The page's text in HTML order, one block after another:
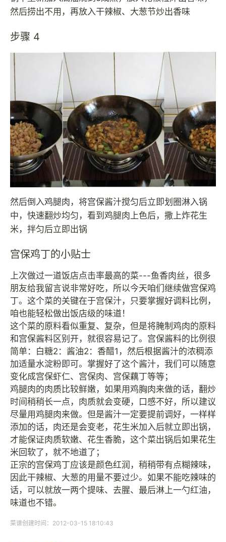
然后捞出不用，再放入干辣椒、大葱节炒出香味
步骤 4
然后倒入鸡腿肉，将宫保酱汁搅匀后立即划圈淋入锅
中，快速翻炒均匀，看到鸡腿肉上色后，撒上炸花生
米，拌匀后立即出锅
宫保鸡丁的小贴士
上次做过一道饭店点击率最高的菜---鱼香肉丝，很多
朋友给我留言说非常好吃，所以今天咱们继续做宫保鸡
丁。这个菜的关键在于宫保汁，只要掌握好调料比例，
咱也能轻松做出饭店级的味道！
这个菜的原料看似重复、复杂，但是将腌制鸡肉的原料
和宫保酱料区别开，就很容易记了。宫保酱料的比例很
简单：白糖2：酱油2：香醋1，然后根据酱汁的浓稠添
加适量水淀粉即可。掌握好了这个酱汁，我们可以随意
变化成宫保虾仁、宫保肉、宫保藕丁等等；
鸡腿肉的肉质比较鲜嫩，如果用鸡胸肉来做的话，翻炒
时间稍稍长一点，肉质就会变硬，口感不好，所以建议
尽量用鸡腿肉来做。但是酱汁一定要提前调好，一样样
添加的话，肉还是会变老，花生米加入后就立即出锅，
才能保证肉质软嫩、花生香脆，这个菜出锅后如果花生
米回软了，就不地道了；
正宗的宫保鸡丁应该是颜色红润，稍稍带有点糊辣味，
因此干辣椒、大葱的用量不要过少。如果不能吃辣味的
话，可以就放一两个提味、去腥、最后淋上一勺红油，
味道也不错。
菜谱创建时间：2012-03-15 18:10:43